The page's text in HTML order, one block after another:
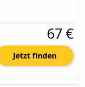
67 €
Jetzt finden